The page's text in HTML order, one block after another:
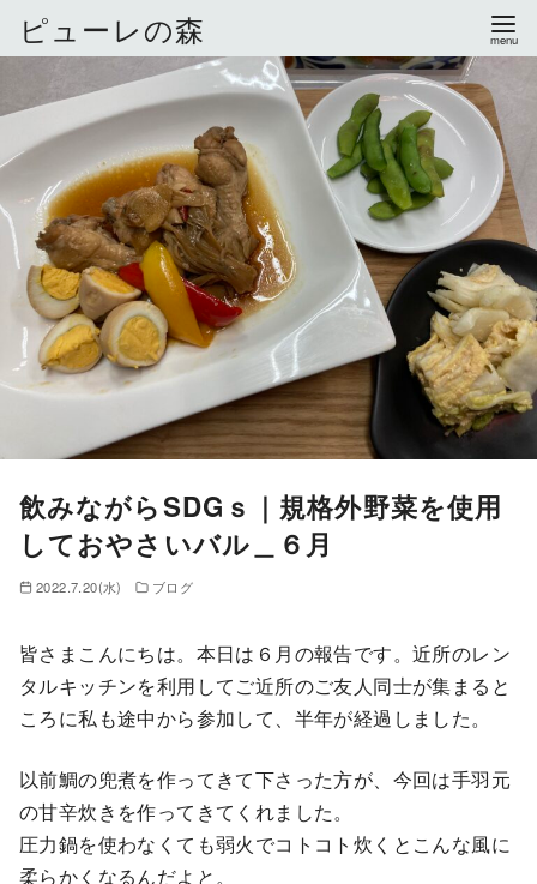
ン
ン
ツ
へ
移
動
ピューレの森
飲みながらSDGｓ｜規格外野菜を使用
しておやさいバル＿６月
2022.7.20(水) ブログ
皆さまこんにちは。本日は６月の報告です。近所のレン
タルキッチンを利用してご近所のご友人同士が集まると
ころに私も途中から参加して、半年が経過しました。
以前鯛の兜煮を作ってきて下さった方が、今回は手羽元
の甘辛炊きを作ってきてくれました。
圧力鍋を使わなくても弱火でコトコト炊くとこんな風に
柔らかくなるんだよと。